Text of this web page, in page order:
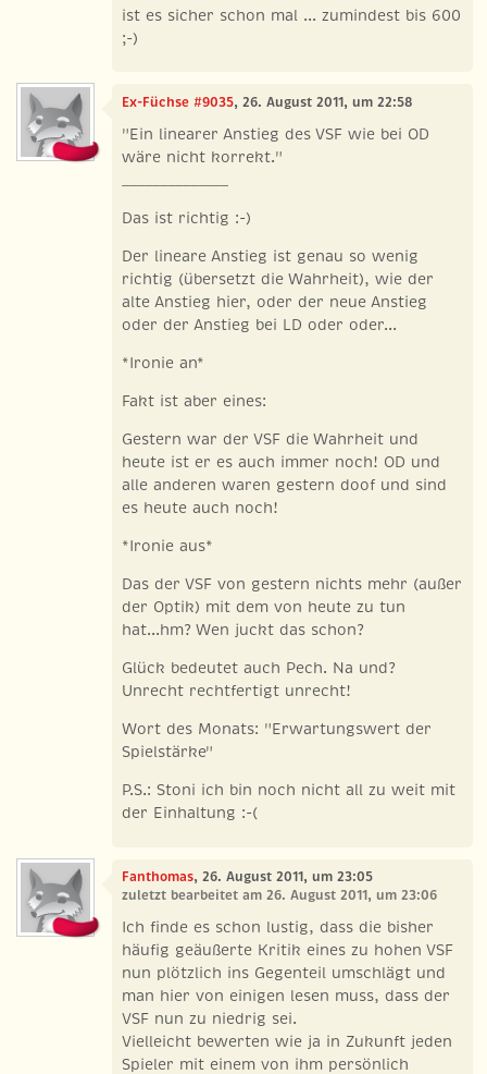
ist es sicher schon mal ... zumindest bis 600
;-)
Ex-Füchse #9035, 26. August 2011, um 22:58
"Ein linearer Anstieg des VSF wie bei OD
wäre nicht korrekt."
Das ist richtig :-)
Der lineare Anstieg ist genau so wenig
richtig (übersetzt die Wahrheit), wie der
alte Anstieg hier, oder der neue Anstieg
oder der Anstieg bei LD oder oder...
*Ironie an*
Fakt ist aber eines:
Gestern war der VSF die Wahrheit und
heute ist er es auch immer noch! OD und
alle anderen waren gestern doof und sind
es heute auch noch!
*Ironie aus*
Das der VSF von gestern nichts mehr (außer
der Optik) mit dem von heute zu tun
hat...hm? Wen juckt das schon?
Glück bedeutet auch Pech. Na und?
Unrecht rechtfertigt unrecht!
Wort des Monats: "Erwartungswert der
Spielstärke"
P.S.: Stoni ich bin noch nicht all zu weit mit
der Einhaltung :-(
Fanthomas, 26. August 2011, um 23:05
zuletzt bearbeitet am 26. August 2011, um 23:06
Ich finde es schon lustig, dass die bisher
häufig geäußerte Kritik eines zu hohen VSF
nun plötzlich ins Gegenteil umschlägt und
man hier von einigen lesen muss, dass der
VSF nun zu niedrig sei.
Vielleicht bewerten wie ja in Zukunft jeden
Spieler mit einem von ihm persönlich